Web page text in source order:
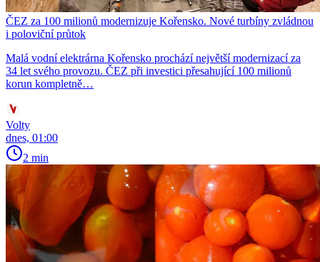
ČEZ za 100 milionů modernizuje Kořensko. Nové turbíny zvládnou
i poloviční průtok
Malá vodní elektrárna Kořensko prochází největší modernizací za
34 let svého provozu. ČEZ při investici přesahující 100 milionů
korun kompletně…
Volty
dnes, 01:00
2 min